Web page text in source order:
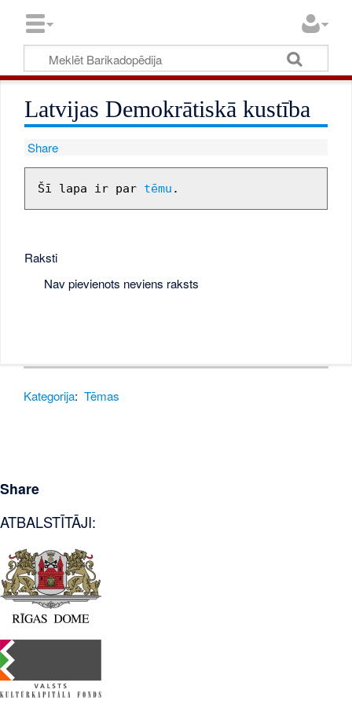
Latvijas Demokrātiskā kustība
Share
Šī lapa ir par tēmu
Raksti
Nav pievienots neviens raksts
Kategorija: Tēmas
Share
ATBALSTĪTĀJI: